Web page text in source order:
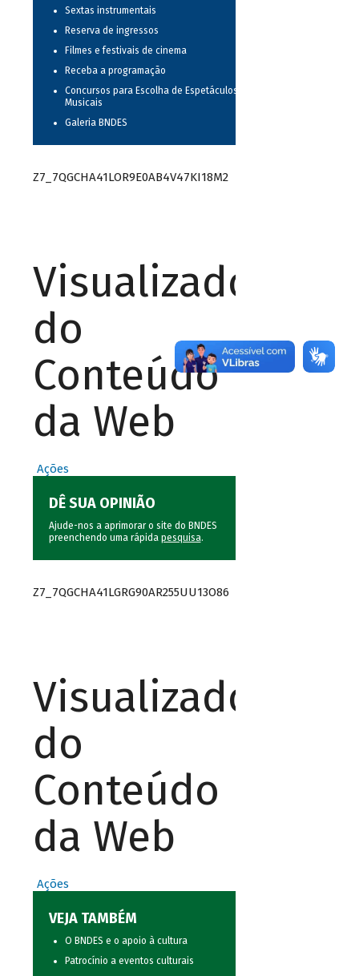
Sextas instrumentais
Reserva de ingressos
Filmes e festivais de cinema
Receba a programação
Concursos para Escolha de Espetáculos
Musicais
Galeria BNDES
Z7_7QGCHA41LOR9E0AB4V47KI18M2
Visualizador
do
Conteúdo
da Web
Ações
DÊ SUA OPINIÃO
Ajude-nos a aprimorar o site do BNDES
preenchendo uma rápida pesquisa.
Z7_7QGCHA41LGRG90AR255UU13O86
Visualizador
do
Conteúdo
da Web
Ações
VEJA TAMBÉM
O BNDES e o apoio à cultura
Patrocínio a eventos culturais